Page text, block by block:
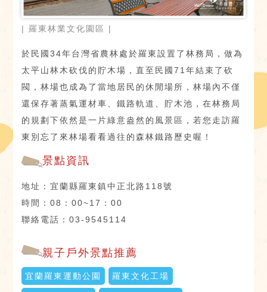
| 羅東林業文化園區 |
於民國34年台灣省農林處於羅東設置了林務局，做為
太平山林木砍伐的貯木場，直至民國71年結束了砍
閥，林場也成為了當地居民的休閒場所，林場內不僅
還保存著蒸氣運材車、鐵路軌道、貯木池，在林務局
的規劃下依然是一片綠意盎然的風景區，若您走訪羅
東別忘了來林場看看過往的森林鐵路歷史喔！
景點資訊
地址：宜蘭縣羅東鎮中正北路118號
時間：08：00~17：00
聯絡電話：03-9545114
親子戶外景點推薦
宜蘭羅東運動公園 羅東文化工場